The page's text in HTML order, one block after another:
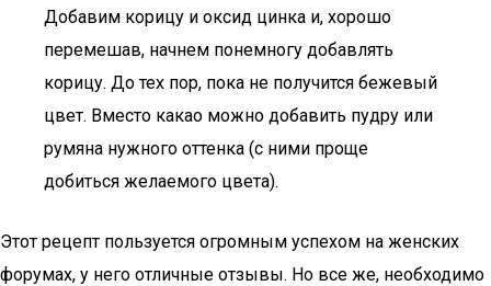
Добавим корицу и оксид цинка и, хорошо
перемешав, начнем понемногу добавлять
корицу. До тех пор, пока не получится бежевый
цвет. Вместо какао можно добавить пудру или
румяна нужного оттенка (с ними проще
добиться желаемого цвета).
Этот рецепт пользуется огромным успехом на женских
форумах, у него отличные отзывы. Но все же, необходимо